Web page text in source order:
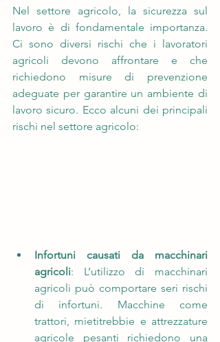
Nel settore agricolo, la sicurezza sul
lavoro è di fondamentale importanza.
Ci sono diversi rischi che i lavoratori
agricoli devono affrontare e che
richiedono misure di prevenzione
adeguate per garantire un ambiente di
lavoro sicuro. Ecco alcuni dei principali
rischi nel settore agricolo:
Infortuni causati da macchinari
agricoli: L’utilizzo di macchinari
agricoli può comportare seri rischi
di infortuni. Macchine come
trattori, mietitrebbie e attrezzature
agricole pesanti richiedono una